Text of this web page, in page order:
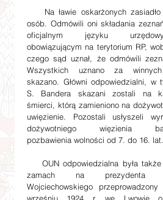
Na ławie oskarżonych zasiadło
osób. Odmówili oni składania
oficjalnym języku
obowiązującym na terytorium RP,
czego sąd uznał, że odmówili
Wszystkich uznano za
skazano. Główni odpowiedzialni, w
S. Bandera skazani zostali na
śmierci, którą zamieniono na
uwięzienie. Pozostali usłyszeli
dożywotniego więzienia
pozbawienia wolności od 7. do 16. lat.
OUN odpowiedzialna była
zamach na prezydenta
Wojciechowskiego przeprowadzony